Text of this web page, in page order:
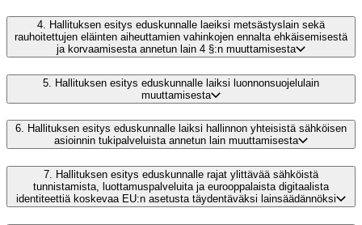
4. Hallituksen esitys eduskunnalle laeiksi metsästyslain sekä
rauhoitettujen eläinten aiheuttamien vahinkojen ennalta ehkäisemisestä
ja korvaamisesta annetun lain 4 §:n muuttamisesta
5.
Hallituksen esitys eduskunnalle laiksi luonnonsuojelulain
muuttamisesta
6. Hallituksen esitys eduskunnalle laiksi hallinnon yhteisistä sähköisen
asioinnin tukipalveluista annetun lain muuttamisesta
7. Hallituksen esitys eduskunnalle rajat ylittävää sähköistä
tunnistamista, luottamuspalveluita ja eurooppalaista digitaalista
identiteettiä koskevaa EU:n asetusta täydentäväksi lainsäädännöksi